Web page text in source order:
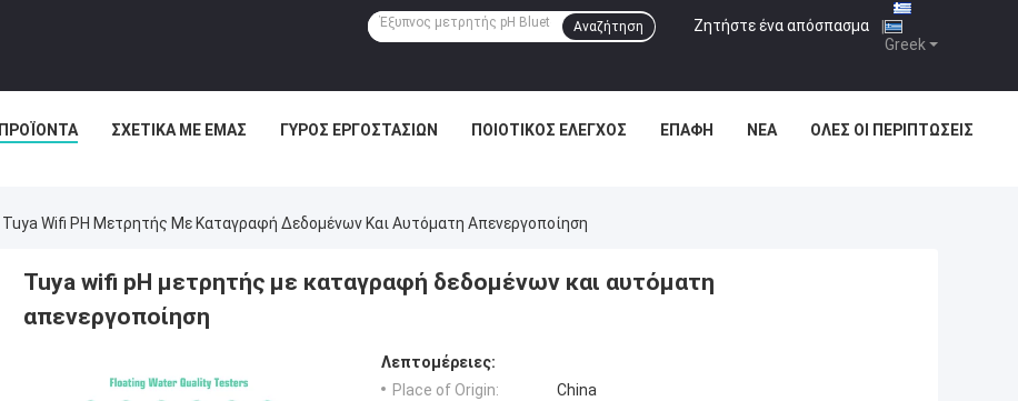
Greek
Ζητήστε ένα απόσπασμα |
Αναζήτηση
ΠΡΟΪΌΝΤΑ ΣΧΕΤΙΚΆ ΜΕ ΕΜΆΣ ΓΎΡΟΣ ΕΡΓΟΣΤΑΣΊΩΝ ΠΟΙΟΤΙΚΌΣ ΈΛΕΓΧΟΣ ΕΠΑΦΉ ΝΈΑ ΌΛΕΣ ΟΙ ΠΕΡΙΠΤΏΣΕΙΣ
Tuya Wifi PH Μετρητής Με Καταγραφή Δεδομένων Και Αυτόματη Απενεργοποίηση
Tuya wifi pH μετρητής με καταγραφή δεδομένων και αυτόματη
απενεργοποίηση
Λεπτομέρειες:
Place of Origin:
China